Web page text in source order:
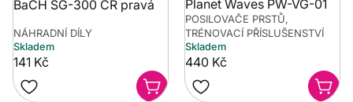
BaCH SG-300 CR pravá
NÁHRADNÍ DÍLY
Skladem
141 Kč
Planet Waves PW-VG-01
POSILOVAČE PRSTŮ,
TRÉNOVACÍ PŘÍSLUŠENSTVÍ
Skladem
440 Kč